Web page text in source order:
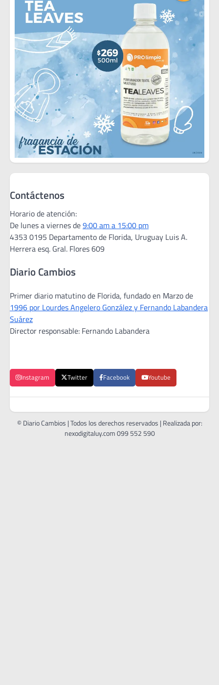
Contáctenos
Horario de atención:
De lunes a viernes de9:00 am a 15:00 pm
4353 0195 Departamento de Florida, Uruguay Luis A.
Herrera esq. Gral. Flores 609
Diario Cambios
Primer diario matutino de Florida, fundado en Marzo de
1996 por Lourdes Angelero González y Fernando Labandera
Suárez
Director responsable: Fernando Labandera
Instagram Twitter Facebook Youtube